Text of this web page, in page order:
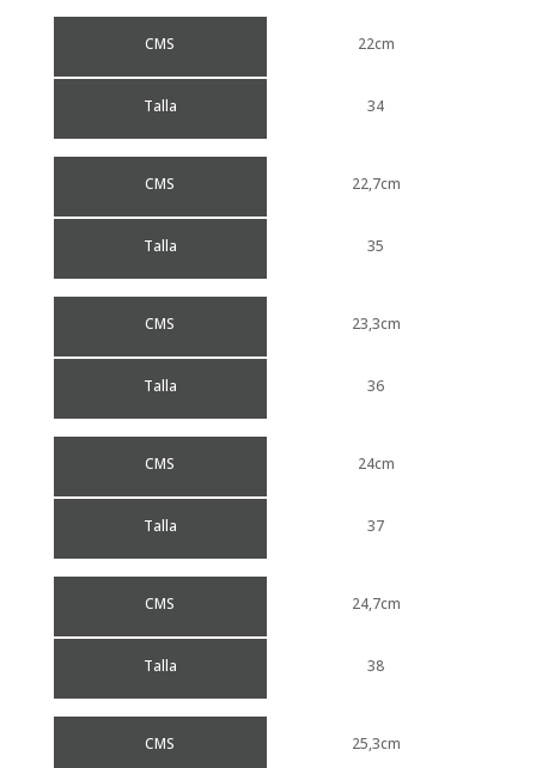
CMS
Talla
22cm
34
CMS
Talla
22,7cm
35
CMS
Talla
23,3cm
36
CMS
Talla
24cm
37
CMS
Talla
24,7cm
38
CMS 25,3cm